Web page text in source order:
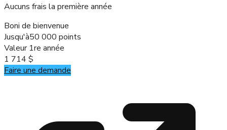
Aucuns frais la première année
Boni de bienvenue
Jusqu'à50 000 points
Valeur 1re année
1 714 $
Faire une demande